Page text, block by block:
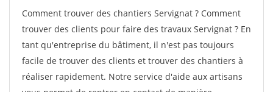
Comment trouver des chantiers Servignat ? Comment
trouver des clients pour faire des travaux Servignat ? En
tant qu'entreprise du bâtiment, il n'est pas toujours
facile de trouver des clients et trouver des chantiers à
réaliser rapidement. Notre service d'aide aux artisans